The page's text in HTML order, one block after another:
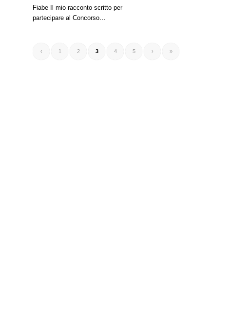
Fiabe Il mio racconto scritto per
partecipare al Concorso…
‹ 1 2 3 4 5 › »